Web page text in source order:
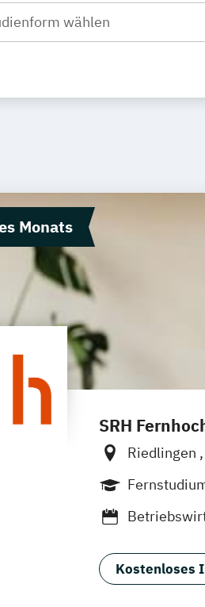
wählen
Monats
SRH
Riedlingen
Zell
Leipzig
Kostenloses